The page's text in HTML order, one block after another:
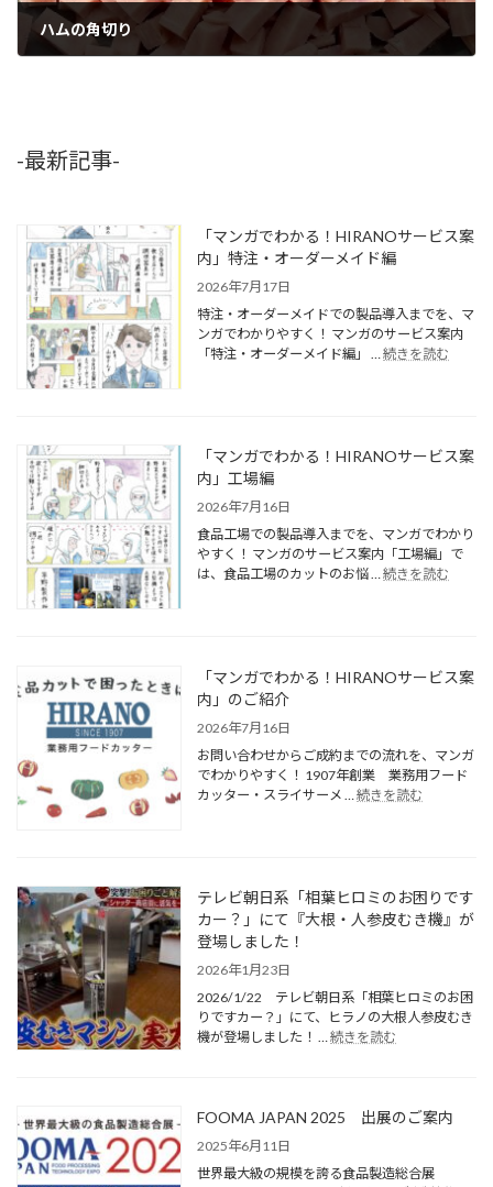
ハムの角切り
-最新記事-
「マンガでわかる！HIRANOサービス案
内」特注・オーダーメイド編
2026年7月17日
特注・オーダーメイドでの製品導入までを、マ
ンガでわかりやすく！ マンガのサービス案内
「特注・オーダーメイド編」 …続きを読む
「マンガでわかる！HIRANOサービス案
内」工場編
2026年7月16日
食品工場での製品導入までを、マンガでわかり
やすく！ マンガのサービス案内「工場編」で
は、食品工場のカットのお悩 …続きを読む
「マンガでわかる！HIRANOサービス案
内」のご紹介
2026年7月16日
お問い合わせからご成約までの流れを、マンガ
でわかりやすく！ 1907年創業 業務用フード
カッター・スライサーメ … 続きを読む
テレビ朝日系「相葉ヒロミのお困りです
カー？」にて『大根・人参皮むき機』が
登場しました！
2026年1月23日
2026/1/22 テレビ朝日系「相葉ヒロミのお困
りですカー？」にて、ヒラノの大根人参皮むき
機が登場しました！ … 続きを読む
FOOMA JAPAN 2025 出展のご案内
2025年6月11日
世界最大級の規模を誇る食品製造総合展